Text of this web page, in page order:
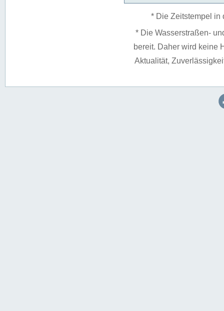
* Die Zeitstempel in
* Die Wasserstraßen-
bereit. Daher wird keine
Aktualität,